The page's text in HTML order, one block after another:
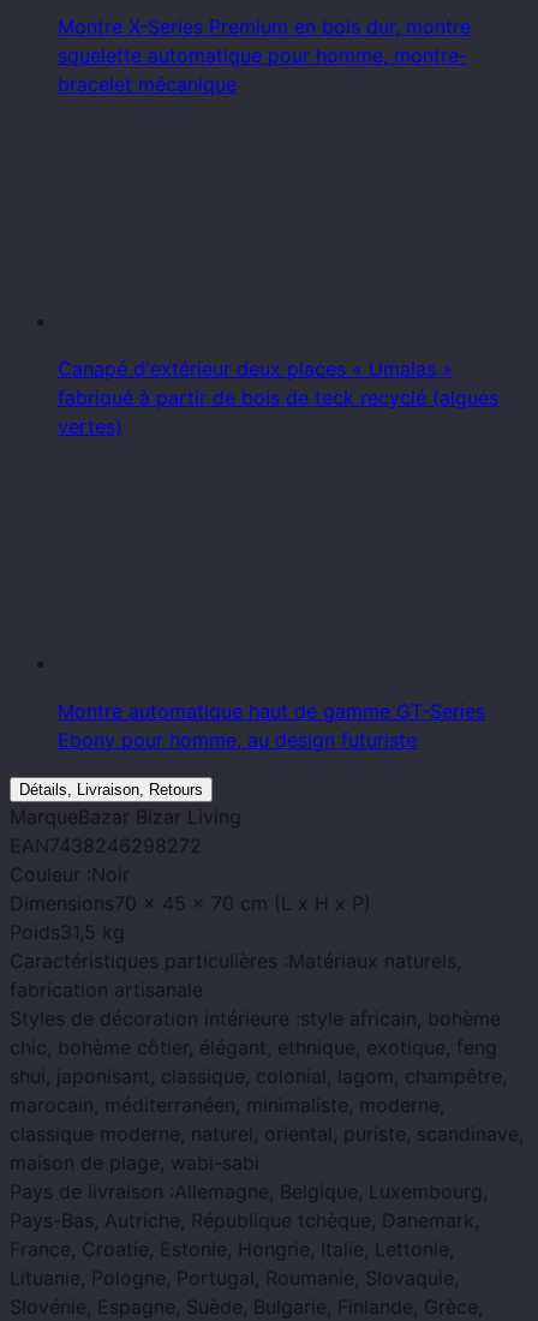
Montre X-Series Premium en bois dur, montre
squelette automatique pour homme, montre-
bracelet mécanique
Canapé d'extérieur deux places « Umalas »
fabriqué à partir de bois de teck recyclé (algues
vertes)
Montre automatique haut de gamme GT-Series
Ebony pour homme, au design futuriste
Détails, Livraison, Retours
MarqueBazar Bizar Living
EAN 7438246298272
Couleur :Noir
Dimensions 70 x 45 x 70 cm (L x H x P)
Poids31,5 kg
Caractéristiques particulières :Matériaux naturels,
fabrication artisanale
Styles de décoration intérieure :style africain, bohème
chic, bohème côtier, élégant, ethnique, exotique, feng
shui, japonisant, classique, colonial, lagom, champêtre,
marocain, méditerranéen, minimaliste, moderne,
classique moderne, naturel, oriental, puriste, scandinave,
maison de plage, wabi-sabi
Pays de livraison :Allemagne, Belgique, Luxembourg,
Pays-Bas, Autriche, République tchèque, Danemark,
France, Croatie, Estonie, Hongrie, Italie, Lettonie,
Lituanie, Pologne, Portugal, Roumanie, Slovaquie,
Slovénie, Espagne, Suède, Bulgarie, Finlande, Grèce,